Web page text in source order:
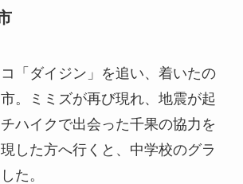
「ダイジン」を追い、着いたの
。ミミズが再び現れ、地震が起
ハイクで出会った千果の協力を
した方へ行くと、中学校のグラ
た。